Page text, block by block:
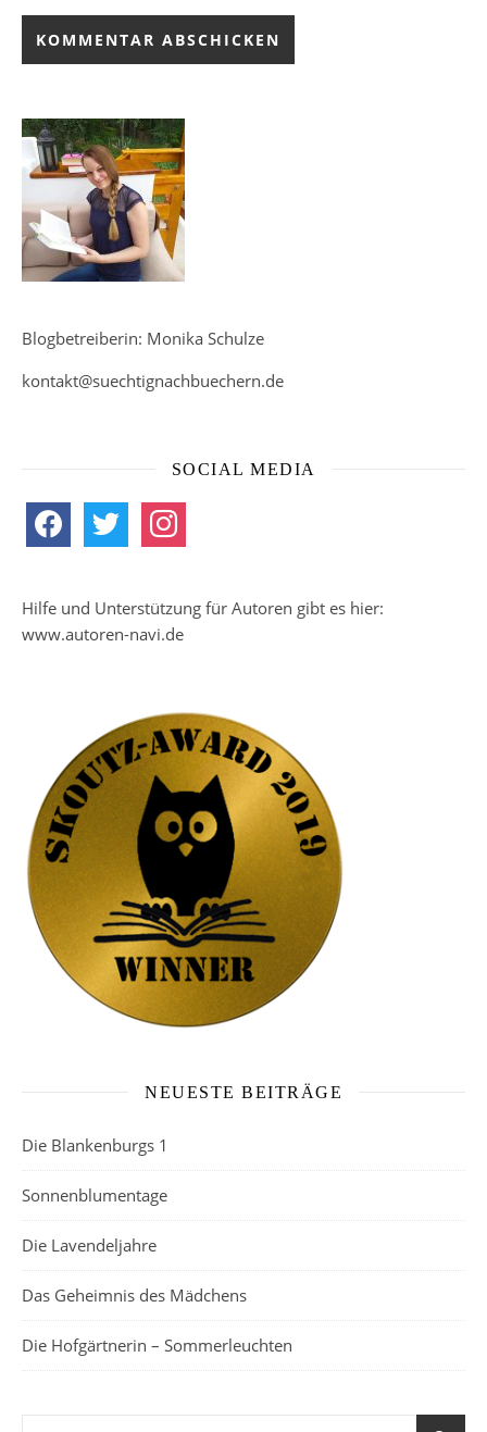
Blogbetreiberin: Monika Schulze
kontakt@suechtignachbuechern.de
SOCIAL MEDIA
facebook twitter instagram
Hilfe und Unterstützung für Autoren gibt es hier:
www.autoren-navi.de
NEUESTE BEITRÄGE
Die Blankenburgs 1
Sonnenblumentage
Die Lavendeljahre
Das Geheimnis des Mädchens
Die Hofgärtnerin – Sommerleuchten